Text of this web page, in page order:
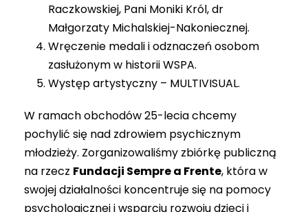
Raczkowskiej, Pani Moniki Król, dr
Małgorzaty Michalskiej-Nakoniecznej.
Wręczenie medali i odznaczeń osobom
zasłużonym w historii WSPA.
Występ artystyczny – MULTIVISUAL.
W ramach obchodów 25-lecia chcemy
pochylić się nad zdrowiem psychicznym
młodzieży. Zorganizowaliśmy zbiórkę publiczną
na rzecz Fundacji Sempre a Frente, która w
swojej działalności koncentruje się na pomocy
psychologicznej i wsparciu rozwoju dzieci i